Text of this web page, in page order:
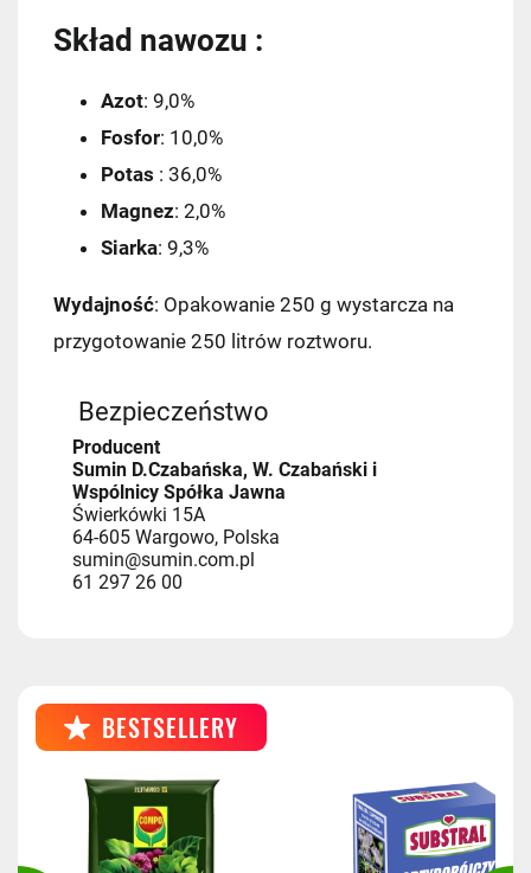
Skład nawozu :
Azot: 9,0%
Fosfor: 10,0%
Potas : 36,0%
Magnez: 2,0%
Siarka: 9,3%
Wydajność: Opakowanie 250 g wystarcza na
przygotowanie 250 litrów roztworu.
Bezpieczeństwo
Producent
Sumin D.Czabańska, W. Czabański i
Wspólnicy Spółka Jawna
Świerkówki 15A
64-605 Wargowo, Polska
sumin@sumin.com.pl
61 297 26 00
Kurier Pocztex
ORLEN Paczka
DPD Pickup
Kurier InPost
dostawa: następny dzień roboczy)
14,99 zł
Kurier InPost - przedpłata
Kurier GLS 17,99 zł
Kurier GLS - przedpłata
BESTSELLERY